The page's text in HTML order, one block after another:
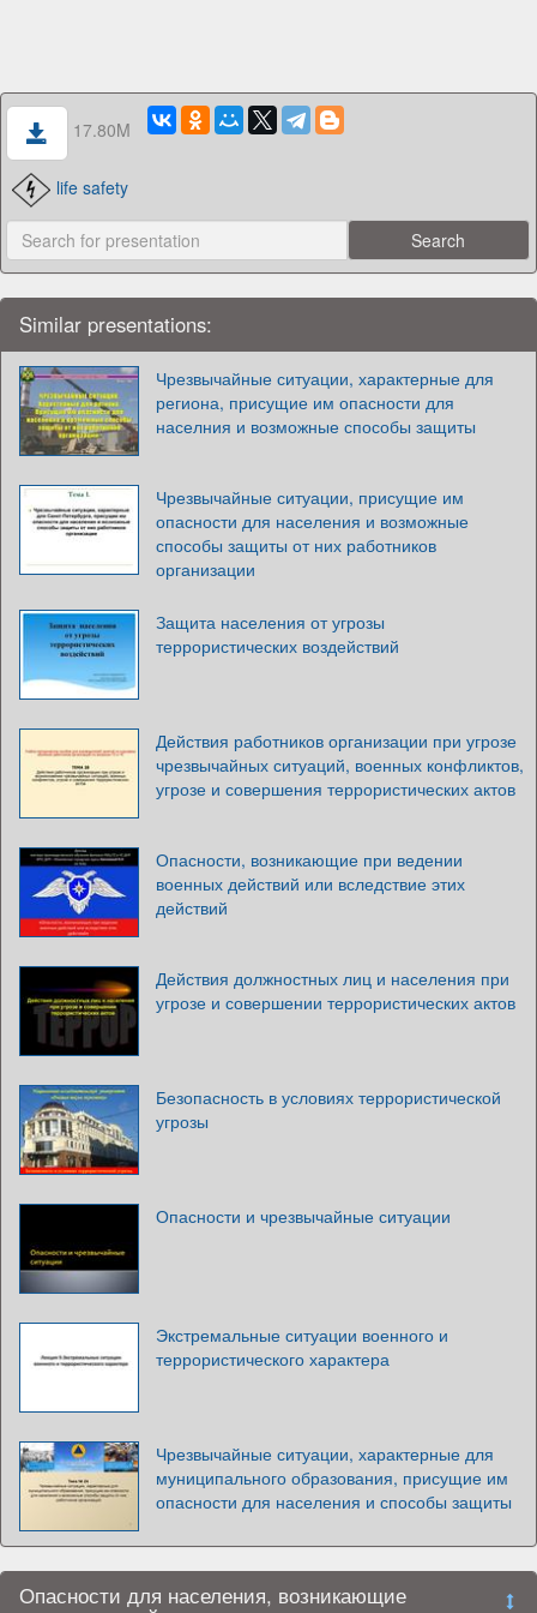
17.80M
life safety
Similar presentations:
Чрезвычайные ситуации, характерные для
региона, присущие им опасности для
населния и возможные способы защиты
Чрезвычайные ситуации, присущие им
опасности для населения и возможные
способы защиты от них работников
организации
Защита населения от угрозы
террористических воздействий
Действия работников организации при угрозе
чрезвычайных ситуаций, военных конфликтов,
угрозе и совершения террористических актов
Опасности, возникающие при ведении
военных действий или вследствие этих
действий
Действия должностных лиц и населения при
угрозе и совершении террористических актов
Безопасность в условиях террористической
угрозы
Опасности и чрезвычайные ситуации
Экстремальные ситуации военного и
террористического характера
Чрезвычайные ситуации, характерные для
муниципального образования, присущие им
опасности для населения и способы защиты
Опасности для населения, возникающие